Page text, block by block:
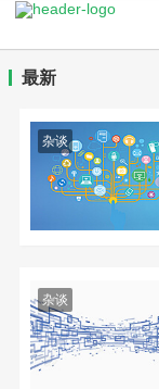
最新
杂谈
杂谈